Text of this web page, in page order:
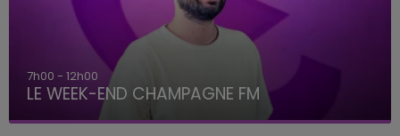
7h00 - 12h00
LE WEEK-END CHAMPAGNE FM